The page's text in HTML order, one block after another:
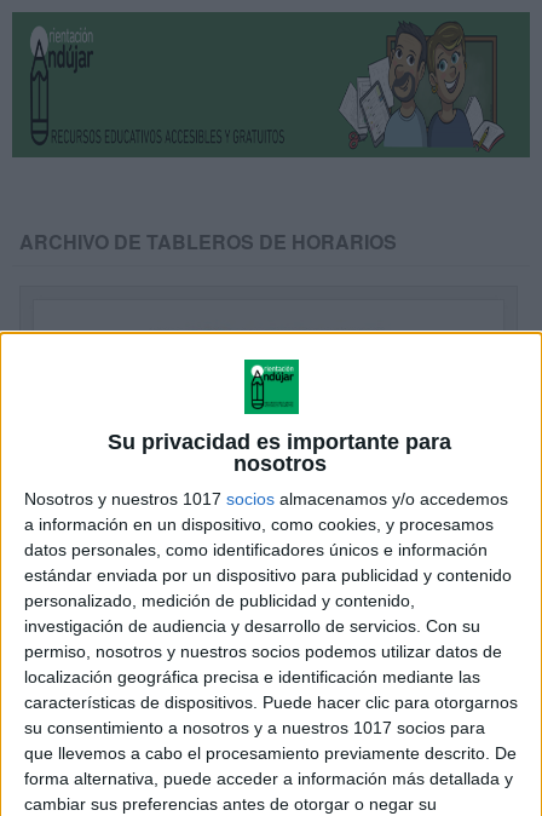
Su privacidad es importante para
nosotros
Nosotros y nuestros 1017 socios almacenamos y/o accedemos
a información en un dispositivo, como cookies, y procesamos
datos personales, como identificadores únicos e información
estándar enviada por un dispositivo para publicidad y contenido
personalizado, medición de publicidad y contenido,
investigación de audiencia y desarrollo de servicios. Con su
permiso, nosotros y nuestros socios podemos utilizar datos de
localización geográfica precisa e identificación mediante las
características de dispositivos. Puede hacer clic para otorgarnos
su consentimiento a nosotros y a nuestros 1017 socios para
que llevemos a cabo el procesamiento previamente descrito. De
forma alternativa, puede acceder a información más detallada y
cambiar sus preferencias antes de otorgar o negar su
ARCHIVO DE TABLEROS DE HORARIOS
Nuevos apoyos visuales para vuestras
mesas
Publicado el 18 septiembre, 2023
Nuevos apoyos visuales para vuestras mesas creados
junto a @imaginacreaeduca para que vuestros
alumnos tengan siempre presentes estos referentes.
En la enseñanza, a menudo encontramos desafíos
que requieren soluciones creativas. […]